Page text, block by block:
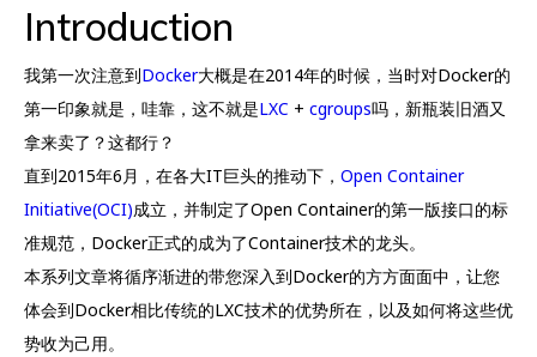
Introduction
我第一次注意到Docker大概是在2014年的时候，当时对Docker的
第一印象就是，哇靠，这不就是LXC + cgroups吗，新瓶装旧酒又
拿来卖了？这都行？
直到2015年6月，在各大IT巨头的推动下， Open Container
Initiative(OCI)成立，并制定了Open Container的第一版接口的标
准规范，Docker正式的成为了Container技术的龙头。
本系列文章将循序渐进的带您深入到Docker的方方面面中，让您
体会到Docker相比传统的LXC技术的优势所在，以及如何将这些优
势收为己用。